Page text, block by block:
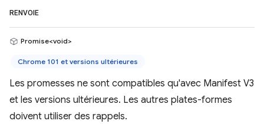
RENVOIE
Promise<void>
Chrome 101 et versions ultérieures
Les promesses ne sont compatibles qu'avec Manifest V3
et les versions ultérieures. Les autres plates-formes
doivent utiliser des rappels.